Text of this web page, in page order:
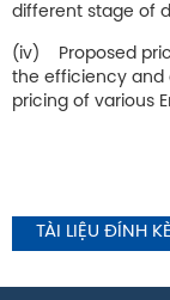
different stage of
(iv) Proposed
the efficiency and
pricing of various
TÀI LIỆU ĐÍNH